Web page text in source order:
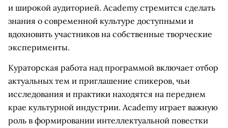
и широкой аудиторией. Academy стремится сделать
знания о современной культуре доступными и
вдохновить участников на собственные творческие
эксперименты.
Кураторская работа над программой включает отбор
актуальных тем и приглашение спикеров, чьи
исследования и практики находятся на переднем
крае культурной индустрии. Academy играет важную
роль в формировании интеллектуальной повестки